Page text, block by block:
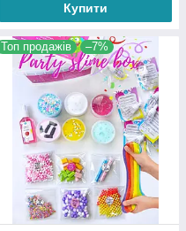
Купити
Топ продажів –7%